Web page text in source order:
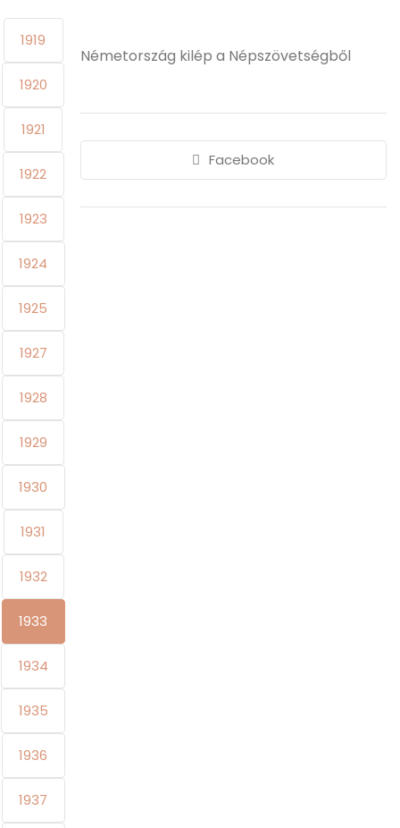
1919
1920
1921
1922
1923
1924
1925
1927
1928
1929
1930
1931
1932
1933
1934
1935
1936
1937
Németország kilép a Népszövetségből
Facebook